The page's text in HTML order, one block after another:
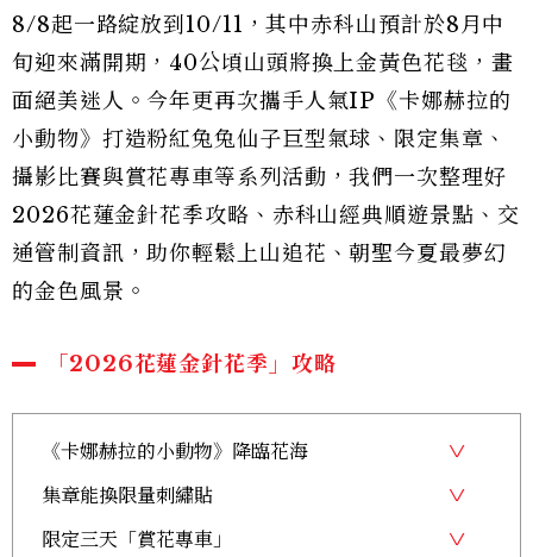
8/8起一路綻放到10/11，其中赤科山預計於8月中
旬迎來滿開期，40公頃山頭將換上金黃色花毯，畫
面絕美迷人。今年更再次攜手人氣IP《卡娜赫拉的
小動物》打造粉紅兔兔仙子巨型氣球、限定集章、
攝影比賽與賞花專車等系列活動，我們一次整理好
2026花蓮金針花季攻略、赤科山經典順遊景點、交
通管制資訊，助你輕鬆上山追花、朝聖今夏最夢幻
的金色風景。
「2026花蓮金針花季」攻略
《卡娜赫拉的小動物》降臨花海
集章能換限量刺繡貼
限定三天「賞花專車」